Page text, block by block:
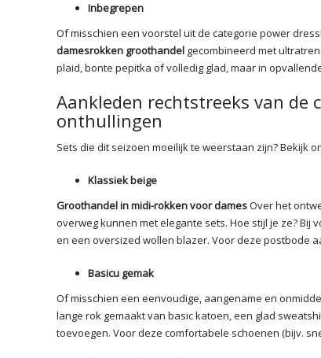
Inbegrepen
Of misschien een voorstel uit de categorie power
damesrokken groothandel gecombineerd met
plaid, bonte pepitka of volledig glad, maar in
Aankleden rechtstreeks van de
onthullingen
Sets die dit seizoen moeilijk te weerstaan zijn? Bekijk
Klassiek beige
Groothandel in midi-rokken voor damesOver het
overweg kunnen met elegante sets. Hoe stijl je ze?
en een oversized wollen blazer. Voor deze postbode
Basicu gemak
Of misschien een eenvoudige, aangename en
lange rok gemaakt van basic katoen, een glad
toevoegen. Voor deze comfortabele schoenen (bijv.